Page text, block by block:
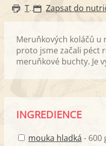
Tisk
Meruňkových koláčů u
proto jsme začali péct
meruňkové buchty. Je
INGREDIENCE
mouka hladká - 600